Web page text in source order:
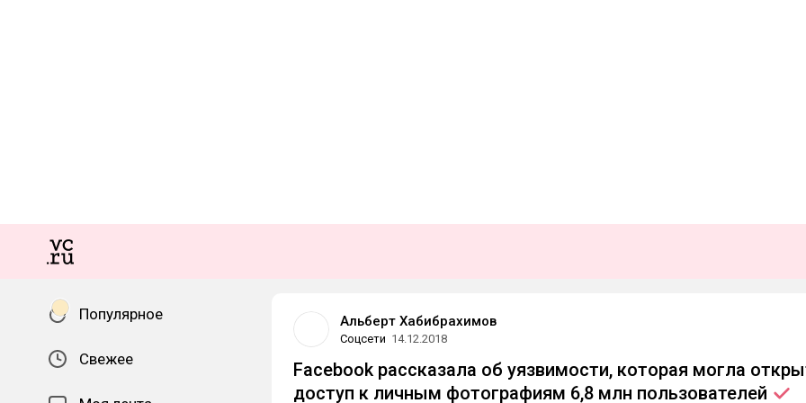
Популярное
Свежее
Альберт Хабибрахимов
Соцсети 14.12.2018
Facebook рассказала об уязвимости, которая могла
доступ к личным фотографиям 6,8 млн пользователей